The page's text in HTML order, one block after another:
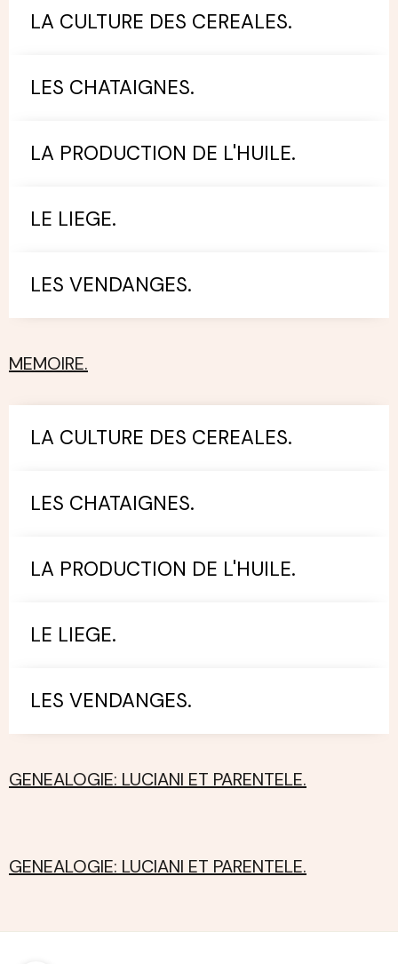
LA CULTURE DES CEREALES.
LES CHATAIGNES.
LA PRODUCTION DE L'HUILE.
LE LIEGE.
LES VENDANGES.
MEMOIRE.
LA CULTURE DES CEREALES.
LES CHATAIGNES.
LA PRODUCTION DE L'HUILE.
LE LIEGE.
LES VENDANGES.
GENEALOGIE: LUCIANI ET PARENTELE.
GENEALOGIE: LUCIANI ET PARENTELE.